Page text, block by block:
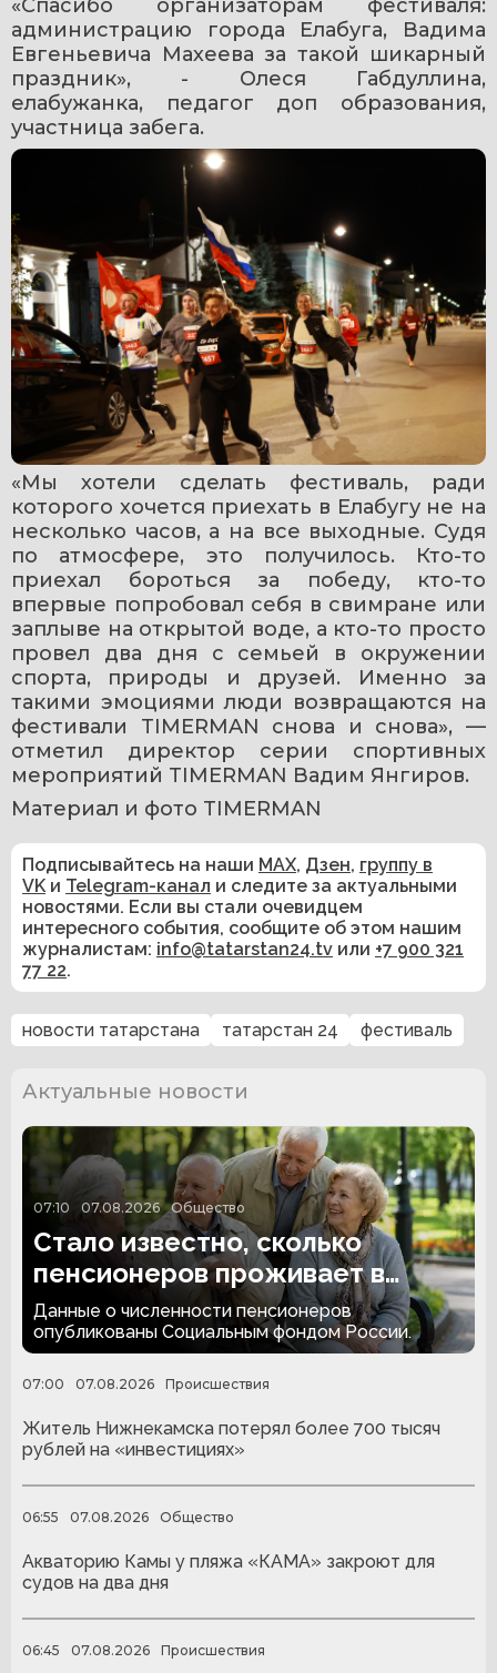
«Спасибо организаторам фестиваля:
администрацию города Елабуга, Вадима
Евгеньевича Махеева за такой шикарный
праздник», - Олеся Габдуллина,
елабужанка, педагог доп образования,
участница забега.
«Мы хотели сделать фестиваль, ради
которого хочется приехать в Елабугу не на
несколько часов, а на все выходные. Судя
по атмосфере, это получилось. Кто-то
приехал бороться за победу, кто-то
впервые попробовал себя в свимране или
заплыве на открытой воде, а кто-то просто
провел два дня с семьей в окружении
спорта, природы и друзей. Именно за
такими эмоциями люди возвращаются на
фестивали TIMERMAN снова и снова», —
отметил директор серии спортивных
мероприятий TIMERMAN Вадим Янгиров.
Материал и фото TIMERMAN
Подписывайтесь на наши MAX, Дзен, группу в
VK и Telegram-канал и следите за актуальными
новостями. Если вы стали очевидцем
интересного события, сообщите об этом нашим
журналистам: info@tatarstan24.tv или +7 900 321
77 22.
новости татарстана татарстан 24 фестиваль
Актуальные новости
07:10 07.08.2026 Общество
Стало известно, сколько
пенсионеров проживает в
России
Данные о численности пенсионеров
опубликованы Социальным фондом России.
07:00 07.08.2026 Происшествия
Житель Нижнекамска потерял более 700 тысяч
рублей на «инвестициях»
06:55 07.08.2026 Общество
Акваторию Камы у пляжа «КАМА» закроют для
судов на два дня
06:45 07.08.2026 Происшествия